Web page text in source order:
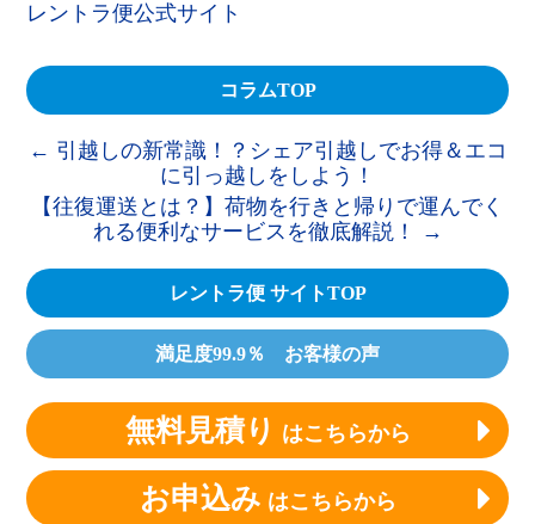
レントラ便公式サイト
コラムTOP
← 引越しの新常識！？シェア引越しでお得＆エコ
に引っ越しをしよう！
【往復運送とは？】荷物を行きと帰りで運んでく
れる便利なサービスを徹底解説！
→
レントラ便 サイトTOP
満足度99.9％ お客様の声
無料見積り はこちらから
お申込み はこちらから